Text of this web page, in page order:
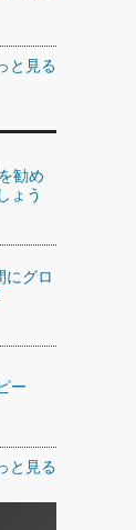
と見る
勧め
ょう
にグロ
ー
と見る